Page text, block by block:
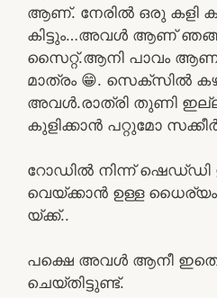
ആണ്. നേരിൽ ഒരു കളി
കിട്ടും…അവൾ ആണ്
സൈറ്റ്.ആനി പാവം
മാത്രം 😁. സെക്സിൽ
അവൾ.രാത്രി തുണി
കുളിക്കാൻ പറ്റുമോ
റോഡിൽ നിന്ന് ഷെഡ്‌ഡി
വെയ്ക്കാൻ ഉള്ള
യ്ക്ക്..
പക്ഷെ അവൾ ആനീ
ചെയ്തിട്ടുണ്ട്.